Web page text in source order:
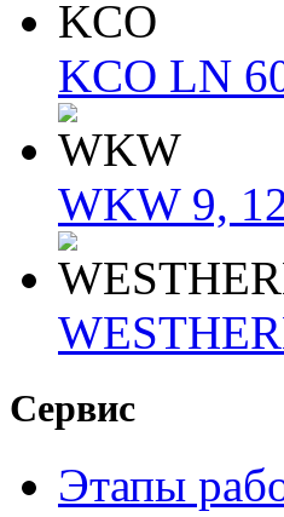
KCO LN
WKW 9,
Сервис
Этапы